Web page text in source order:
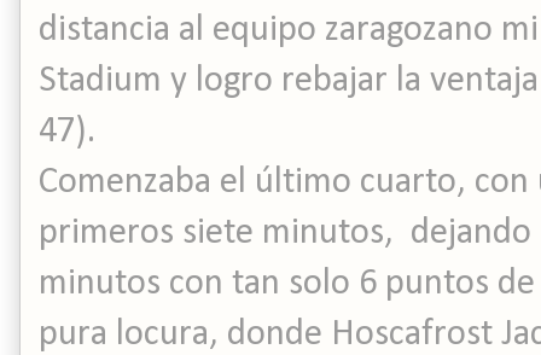
distancia al equipo zaragozano
Stadium y logro rebajar la
47).
Comenzaba el último cuarto,
primeros siete minutos,
minutos con tan solo 6 puntos
pura locura, donde Hoscafrost